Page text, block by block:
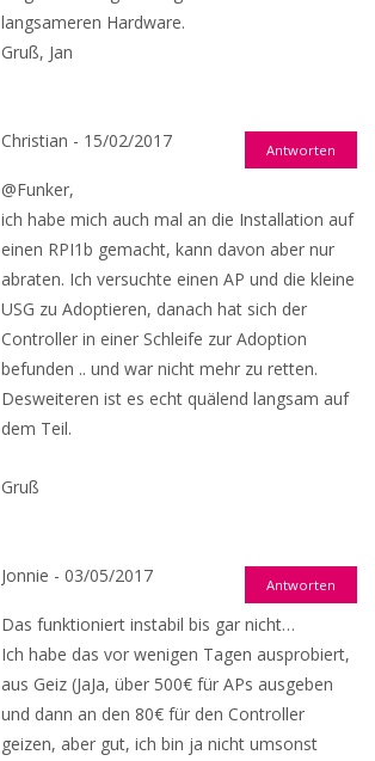
langsameren Hardware.
Gruß, Jan
Christian - 15/02/2017 Antworten
@Funker,
ich habe mich auch mal an die Installation auf
einen RPI1b gemacht, kann davon aber nur
abraten. Ich versuchte einen AP und die kleine
USG zu Adoptieren, danach hat sich der
Controller in einer Schleife zur Adoption
befunden .. und war nicht mehr zu retten.
Desweiteren ist es echt quälend langsam auf
dem Teil.
Gruß
Jonnie - 03/05/2017 Antworten
Das funktioniert instabil bis gar nicht…
Ich habe das vor wenigen Tagen ausprobiert,
aus Geiz (JaJa, über 500€ für APs ausgeben
und dann an den 80€ für den Controller
geizen, aber gut, ich bin ja nicht umsonst